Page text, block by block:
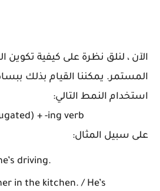
الآن ، لنلق نظرة على كيفية تكوين
المستمر. يمكننا القيام بذلك
استخدام النمط التالي:
+ -ing verb
على سبيل المثال:
driving.
in the kitchen. / He’s